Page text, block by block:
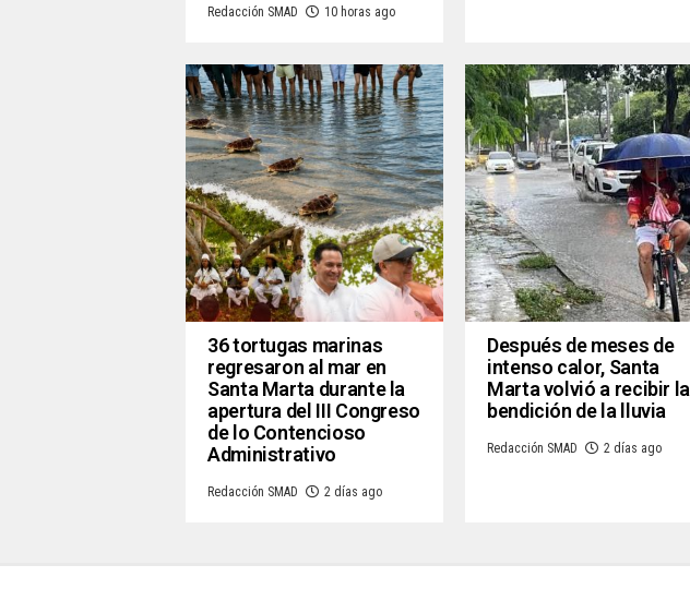
Redacción SMAD 10 horas ago
36 tortugas marinas
regresaron al mar en
Santa Marta durante la
apertura del III Congreso
de lo Contencioso
Administrativo
Redacción SMAD 2 días ago
Después de meses de
intenso calor, Santa
Marta volvió a recibir la
bendición de la lluvia
Redacción SMAD 2 días ago